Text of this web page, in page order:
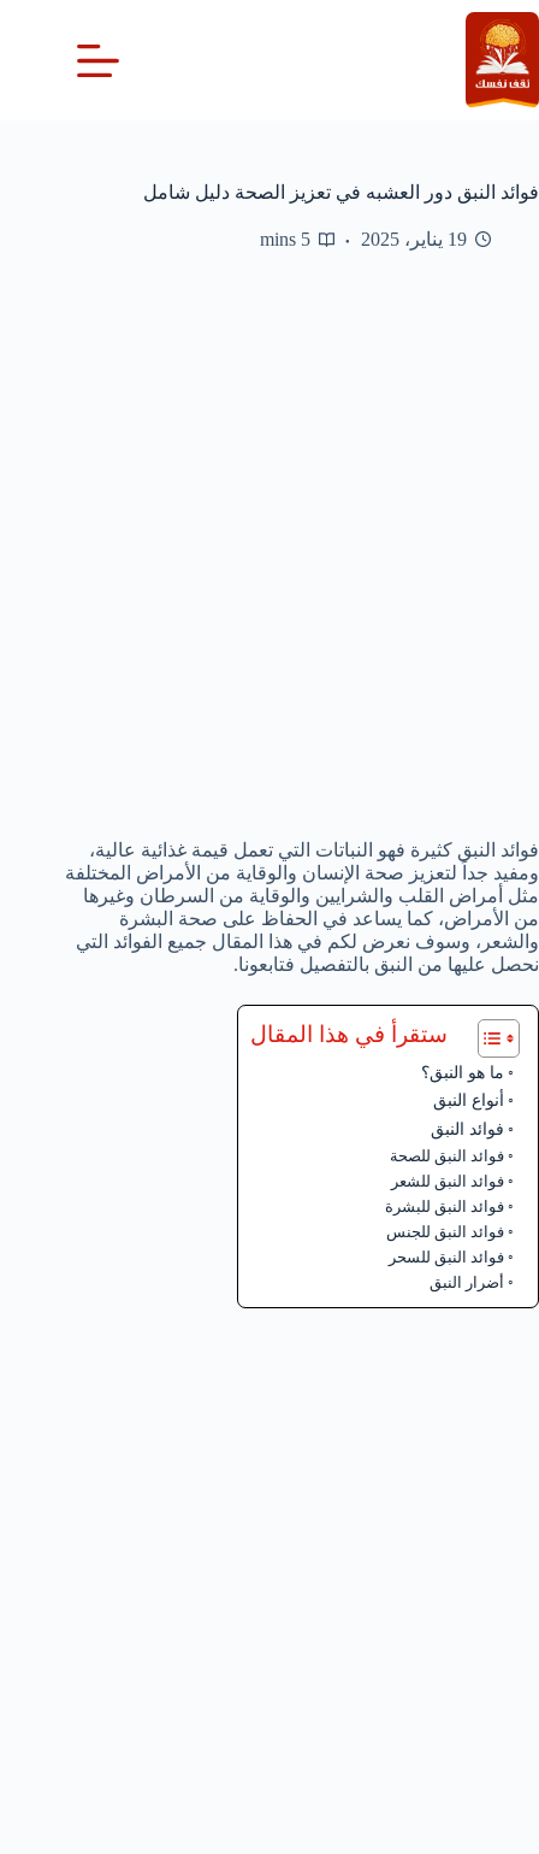
التجاوز
إلى
المحتوى
فوائد النبق دور العشبه في تعزيز الصحة دليل شامل
19 يناير، 2025 5 mins
فوائد النبق كثيرة فهو النباتات التي تعمل قيمة غذائية عالية،
ومفيد جداً لتعزيز صحة الإنسان والوقاية من الأمراض المختلفة
مثل أمراض القلب والشرايين والوقاية من السرطان وغيرها
من الأمراض، كما يساعد في الحفاظ على صحة البشرة
والشعر، وسوف نعرض لكم في هذا المقال جميع الفوائد التي
نحصل عليها من النبق بالتفصيل فتابعونا.
ستقرأ في هذا المقال
ما هو النبق؟
أنواع النبق
فوائد النبق
فوائد النبق للصحة
فوائد النبق للشعر
فوائد النبق للبشرة
فوائد النبق للجنس
فوائد النبق للسحر
أضرار النبق